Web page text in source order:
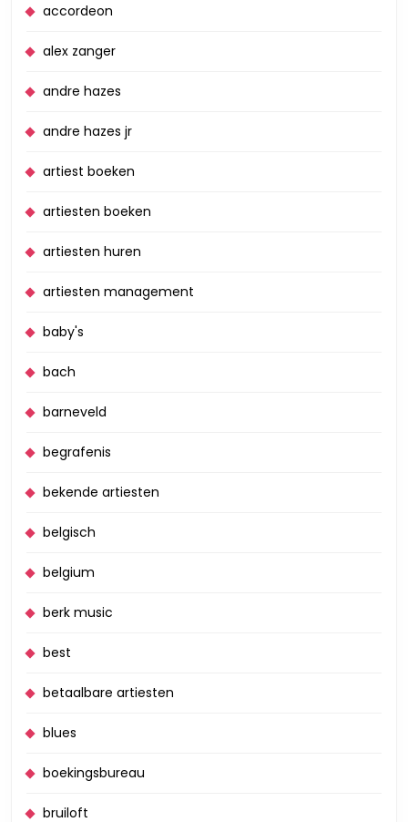
accordeon
alex zanger
andre hazes
andre hazes jr
artiest boeken
artiesten boeken
artiesten huren
artiesten management
baby's
bach
barneveld
begrafenis
bekende artiesten
belgisch
belgium
berk music
best
betaalbare artiesten
blues
boekingsbureau
bruiloft